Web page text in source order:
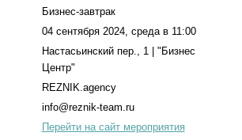
Бизнес-завтрак
04 сентября 2024, среда в 11:00
Настасьинский пер., 1 | "Бизнес
Центр"
REZNIK.agency
info@reznik-team.ru
Перейти на сайт мероприятия